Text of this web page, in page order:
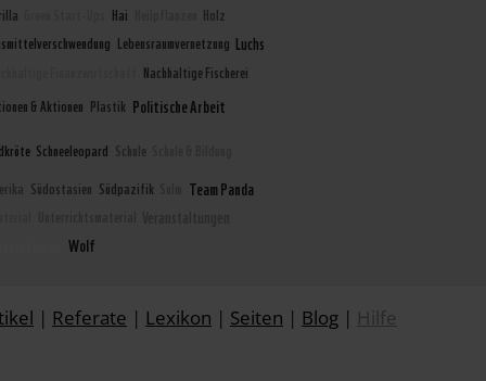
Hai
Holz
Lebensraumvernetzung Luchs
Nachhaltige Fischerei
& Aktionen Plastik Politische Arbeit
Schneeleopard Schule
Südostasien Südpazifik Team Panda
Wolf
| Referate | Lexikon | Seiten | Blog | Hilfe